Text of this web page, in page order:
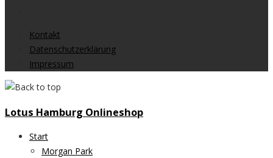
Kontakt
Datenschutzerklärung
Impressum
Lotus Hamburg Onlineshop
Start
Morgan Park